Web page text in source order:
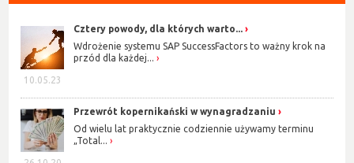
10.05.23
Cztery powody, dla których warto...
Wdrożenie systemu SAP SuccessFactors to ważny krok na
przód dla każdej...
Przewrót kopernikański w wynagradzaniu
Od wielu lat praktycznie codziennie używamy terminu
„Total...